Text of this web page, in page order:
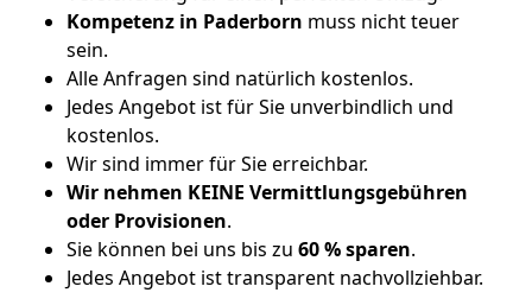
Kompetenz in Paderborn muss nicht teuer
sein.
Alle Anfragen sind natürlich kostenlos.
Jedes Angebot ist für Sie unverbindlich und
kostenlos.
Wir sind immer für Sie erreichbar.
Wir nehmen KEINE Vermittlungsgebühren
oder Provisionen.
Sie können bei uns bis zu 60 % sparen.
Jedes Angebot ist transparent nachvollziehbar.